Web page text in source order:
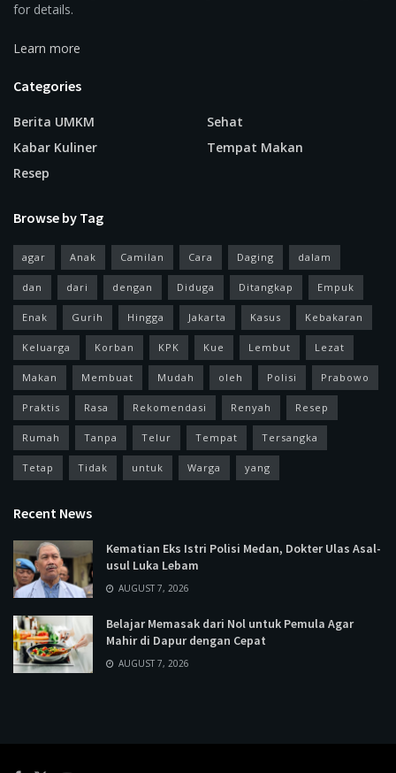
for details.
Learn more
Categories
Berita UMKM
Kabar Kuliner
Resep
Sehat
Tempat Makan
Browse by Tag
agar Anak Camilan Cara Daging dalam
dan dari dengan Diduga Ditangkap Empuk
Enak Gurih Hingga Jakarta Kasus Kebakaran
Keluarga Korban KPK Kue Lembut Lezat
Makan Membuat Mudah oleh Polisi Prabowo
Praktis Rasa Rekomendasi Renyah Resep
Rumah Tanpa Telur Tempat Tersangka
Tetap Tidak untuk Warga yang
Recent News
Kematian Eks Istri Polisi Medan, Dokter Ulas Asal-
usul Luka Lebam
AUGUST 7, 2026
Belajar Memasak dari Nol untuk Pemula Agar
Mahir di Dapur dengan Cepat
AUGUST 7, 2026